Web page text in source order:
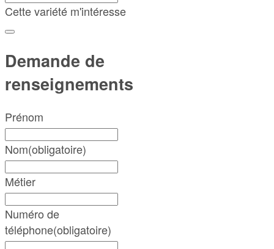
Cette variété m'intéresse
Demande de
renseignements
Prénom
Nom(obligatoire)
Métier
Numéro de
téléphone(obligatoire)